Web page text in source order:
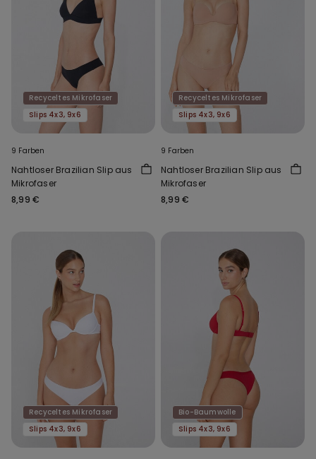
Recyceltes Mikrofaser
Slips 4x3, 9x6
9 Farben
Nahtloser Brazilian Slip aus
Mikrofaser
8,99 €
Recyceltes Mikrofaser
Slips 4x3, 9x6
9 Farben
Nahtloser Brazilian Slip aus
Mikrofaser
8,99 €
Recyceltes Mikrofaser
Slips 4x3, 9x6
Bio-Baumwolle
Slips 4x3, 9x6